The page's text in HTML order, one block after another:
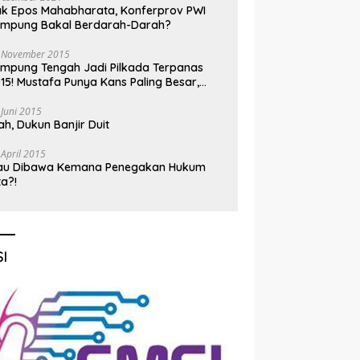
Epos Mahabharata, Konferprov PWI
Bakal Berdarah-Darah?
2015
Tengah Jadi Pilkada Terpanas
Mustafa Punya Kans Paling Besar,
2015
Dukun Banjir Duit
2015
Dibawa Kemana Penegakan Hukum